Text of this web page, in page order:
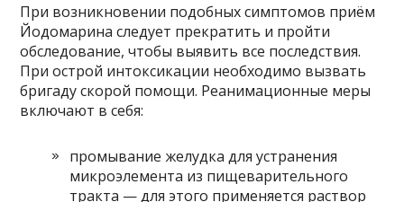
При возникновении подобных симптомов приём
Йодомарина следует прекратить и пройти
обследование, чтобы выявить все последствия.
При острой интоксикации необходимо вызвать
бригаду скорой помощи. Реанимационные меры
включают в себя:
промывание желудка для устранения
микроэлемента из пищеварительного
тракта — для этого применяется раствор